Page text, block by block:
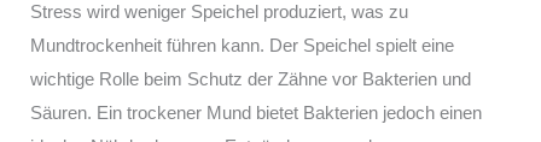
Stress wird weniger Speichel produziert, was zu
Mundtrockenheit führen kann. Der Speichel spielt eine
wichtige Rolle beim Schutz der Zähne vor Bakterien und
Säuren. Ein trockener Mund bietet Bakterien jedoch einen